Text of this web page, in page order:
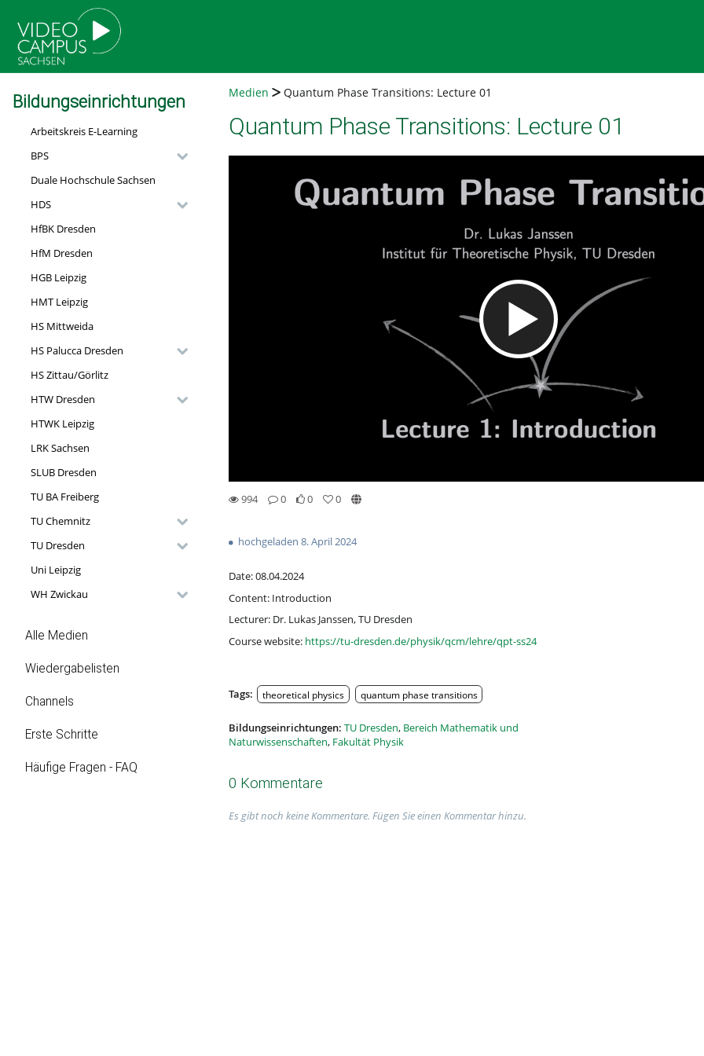
Bildungseinrichtungen
Arbeitskreis E-Learning
BPS
Duale Hochschule Sachsen
HDS
HfBK Dresden
HfM Dresden
HGB Leipzig
HMT Leipzig
HS Mittweida
HS Palucca Dresden
HS Zittau/Görlitz
HTW Dresden
HTWK Leipzig
LRK Sachsen
SLUB Dresden
TU BA Freiberg
TU Chemnitz
TU Dresden
Uni Leipzig
WH Zwickau
Alle Medien
Wiedergabelisten
Channels
Erste Schritte
Häufige Fragen - FAQ
Medien Quantum Phase Transitions: Lecture 01
Quantum Phase Transitions: Lecture 01
Video abspielen
994
0
0
0
hochgeladen 8. April 2024
Date: 08.04.2024
Content: Introduction
Lecturer: Dr. Lukas Janssen, TU Dresden
Course website: https://tu-dresden.de/physik/qcm/lehre/qpt-ss24
Tags: theoretical physics quantum phase transitions
Bildungseinrichtungen: TU Dresden, Bereich Mathematik und
Naturwissenschaften, Fakultät Physik
0 Kommentare
Es gibt noch keine Kommentare. Fügen Sie einen Kommentar hinzu.